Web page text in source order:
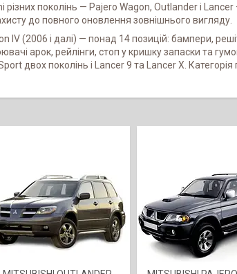
поколінь — Pajero Wagon, Outlander і
до повного оновлення зовнішнього вигляду.
IV (2006 і далі) — понад 14 позицій: бампери,
арок, рейлінги, стоп у кришку запаски та
двох поколінь і Lancer 9 та Lancer X. Категорія